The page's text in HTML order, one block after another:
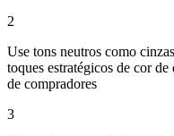
2
Use tons neutros como
toques estratégicos de cor
de compradores
3